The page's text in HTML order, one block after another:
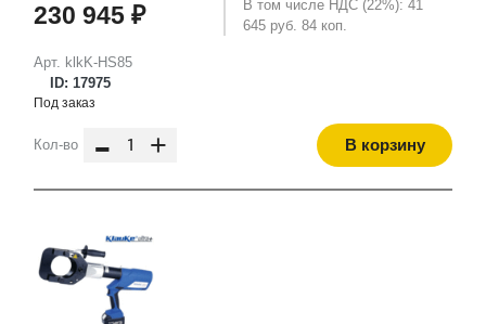
Арт. klkK-HS85
ID: 17975
230 945 ₽
В том числе НДС (22%): 41
645 руб. 84 коп.
Под заказ
Кол-во - + В корзину